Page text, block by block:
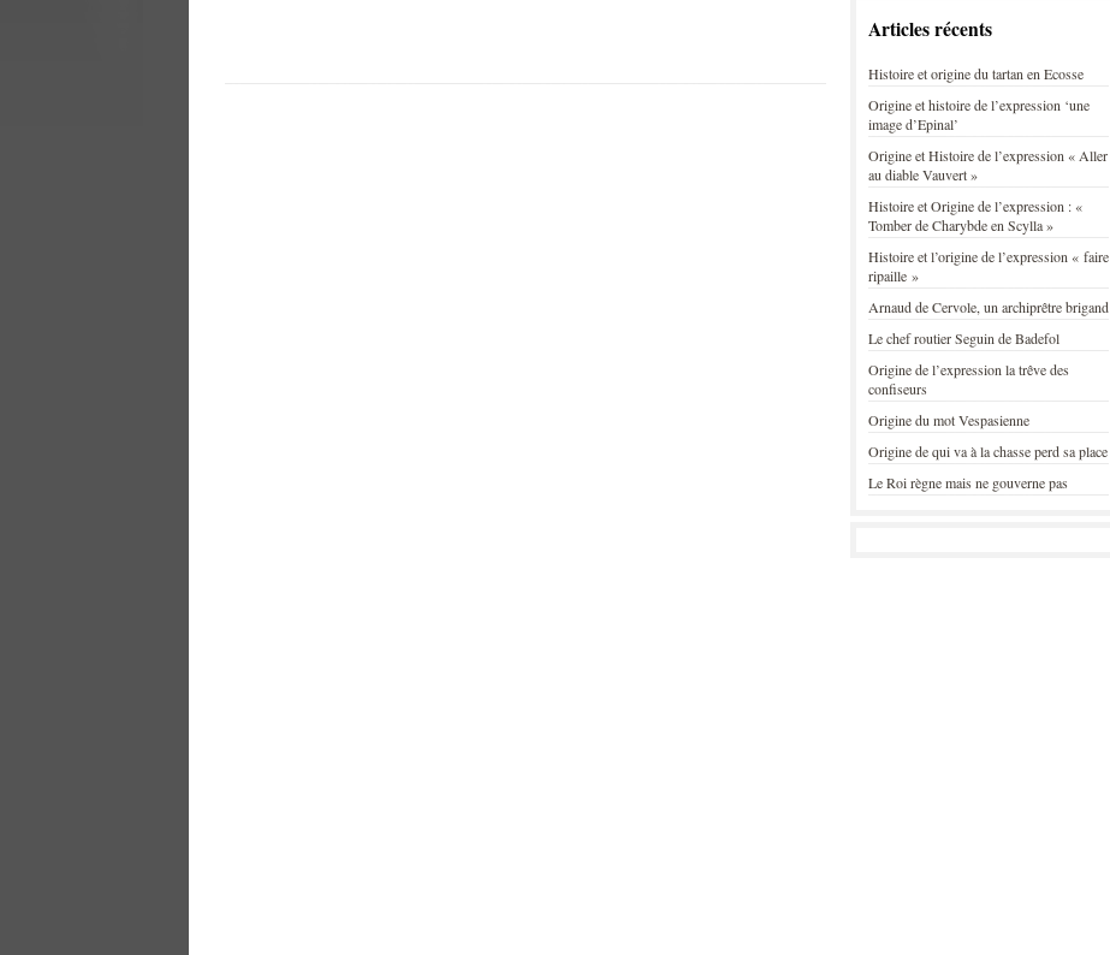
Articles récents
Histoire et origine du tartan en Ecosse
Origine et histoire de l’expression ‘une
image d’Epinal’
Origine et Histoire de l’expression « Aller
au diable Vauvert »
Histoire et Origine de l’expression : «
Tomber de Charybde en Scylla »
Histoire et l’origine de l’expression « faire
ripaille »
Arnaud de Cervole, un archiprêtre brigand
Le chef routier Seguin de Badefol
Origine de l’expression la trêve des
confiseurs
Origine du mot Vespasienne
Origine de qui va à la chasse perd sa place
Le Roi règne mais ne gouverne pas